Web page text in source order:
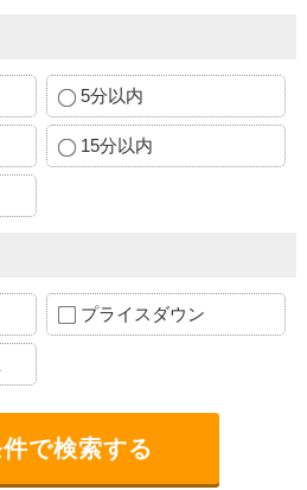
5分以内
15分以内
プライスダウン